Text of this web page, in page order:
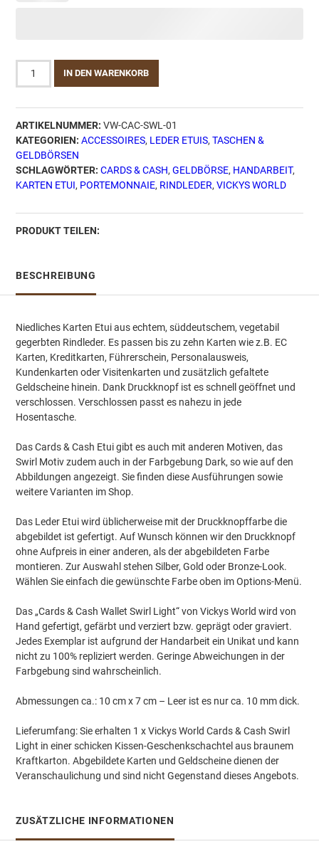
Cards
&
Cash
Swirl
Light
Menge
IN DEN WARENKORB
ARTIKELNUMMER: VW-CAC-SWL-01
KATEGORIEN: ACCESSOIRES, LEDER ETUIS,TASCHEN &
GELDBÖRSEN
SCHLAGWÖRTER: CARDS & CASH,GELDBÖRSE, HANDARBEIT,
KARTEN ETUI, PORTEMONNAIE, RINDLEDER,VICKYS WORLD
PRODUKT TEILEN:
BESCHREIBUNG
Niedliches Karten Etui aus echtem, süddeutschem, vegetabil
gegerbten Rindleder. Es passen bis zu zehn Karten wie z.B. EC
Karten, Kreditkarten, Führerschein, Personalausweis,
Kundenkarten oder Visitenkarten und zusätzlich gefaltete
Geldscheine hinein. Dank Druckknopf ist es schnell geöffnet und
verschlossen. Verschlossen passt es nahezu in jede
Hosentasche.
Das Cards & Cash Etui gibt es auch mit anderen Motiven, das
Swirl Motiv zudem auch in der Farbgebung Dark, so wie auf den
Abbildungen angezeigt. Sie finden diese Ausführungen sowie
weitere Varianten im Shop.
Das Leder Etui wird üblicherweise mit der Druckknopffarbe die
abgebildet ist gefertigt. Auf Wunsch können wir den Druckknopf
ohne Aufpreis in einer anderen, als der abgebildeten Farbe
montieren. Zur Auswahl stehen Silber, Gold oder Bronze-Look.
Wählen Sie einfach die gewünschte Farbe oben im Options-Menü.
Das „Cards & Cash Wallet Swirl Light“ von Vickys World wird von
Hand gefertigt, gefärbt und verziert bzw. geprägt oder graviert.
Jedes Exemplar ist aufgrund der Handarbeit ein Unikat und kann
nicht zu 100% repliziert werden. Geringe Abweichungen in der
Farbgebung sind wahrscheinlich.
Abmessungen ca.: 10 cm x 7 cm – Leer ist es nur ca. 10 mm dick.
Lieferumfang: Sie erhalten 1 x Vickys World Cards & Cash Swirl
Light in einer schicken Kissen-Geschenkschachtel aus braunem
Kraftkarton. Abgebildete Karten und Geldscheine dienen der
Veranschaulichung und sind nicht Gegenstand dieses Angebots.
ZUSÄTZLICHE INFORMATIONEN